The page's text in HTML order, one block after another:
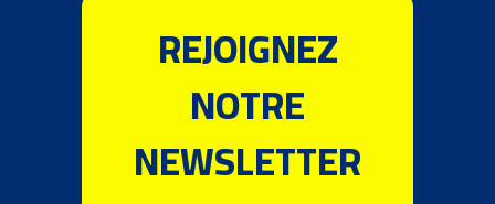
REJOIGNEZ
NOTRE
NEWSLETTER